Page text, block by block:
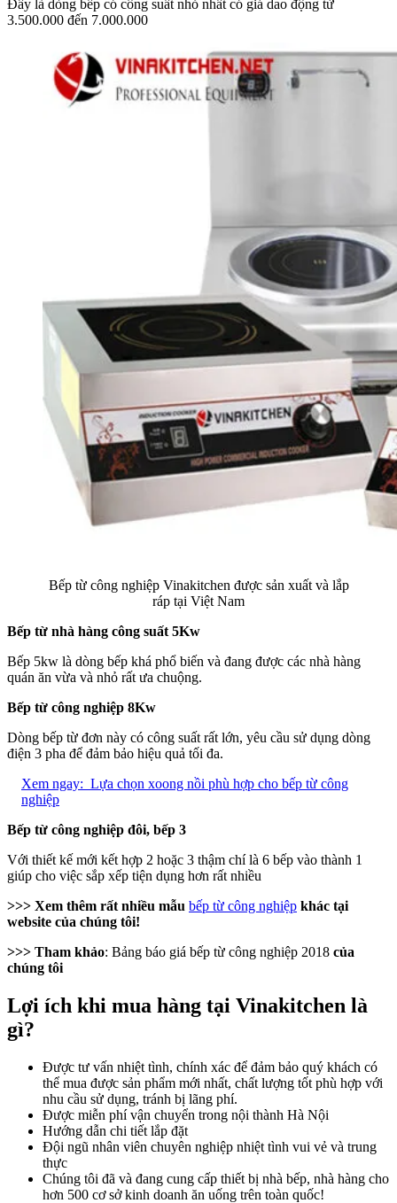
Đây là dòng bếp có công suất nhỏ nhất có giá dao động từ
3.500.000 đến 7.000.000
Bếp từ công nghiệp Vinakitchen được sản xuất và lắp
ráp tại Việt Nam
Bếp từ nhà hàng công suất 5Kw
Bếp 5kw là dòng bếp khá phổ biến và đang được các nhà hàng
quán ăn vừa và nhỏ rất ưa chuộng.
Bếp từ công nghiệp 8Kw
Dòng bếp từ đơn này có công suất rất lớn, yêu cầu sử dụng dòng
điện 3 pha để đảm bảo hiệu quả tối đa.
Xem ngay: Lựa chọn xoong nồi phù hợp cho bếp từ công
nghiệp
Bếp từ công nghiệp đôi, bếp 3
Với thiết kế mới kết hợp 2 hoặc 3 thậm chí là 6 bếp vào thành 1
giúp cho việc sắp xếp tiện dụng hơn rất nhiều
>>> Xem thêm rất nhiều mẫu bếp từ công nghiệp khác tại
website của chúng tôi!
>>> Tham khảo: Bảng báo giá bếp từ công nghiệp 2018 của
chúng tôi
Lợi ích khi mua hàng tại Vinakitchen là
gì?
Được tư vấn nhiệt tình, chính xác để đảm bảo quý khách có
thể mua được sản phẩm mới nhất, chất lượng tốt phù hợp với
nhu cầu sử dụng, tránh bị lãng phí.
Được miễn phí vận chuyển trong nội thành Hà Nội
Hướng dẫn chi tiết lắp đặt
Đội ngũ nhân viên chuyên nghiệp nhiệt tình vui vẻ và trung
thực
Chúng tôi đã và đang cung cấp thiết bị nhà bếp, nhà hàng cho
hơn 500 cơ sở kinh doanh ăn uống trên toàn quốc!